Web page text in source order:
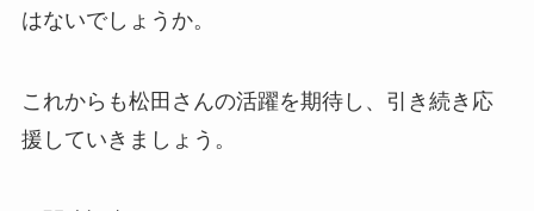
はないでしょうか。
これからも松田さんの活躍を期待し、引き続き応
援していきましょう。